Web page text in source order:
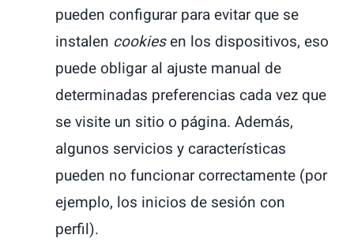
pueden configurar para evitar que se
instalen cookiesen los dispositivos, eso
puede obligar al ajuste manual de
determinadas preferencias cada vez que
se visite un sitio o página. Además,
algunos servicios y características
pueden no funcionar correctamente (por
ejemplo, los inicios de sesión con
perfil).